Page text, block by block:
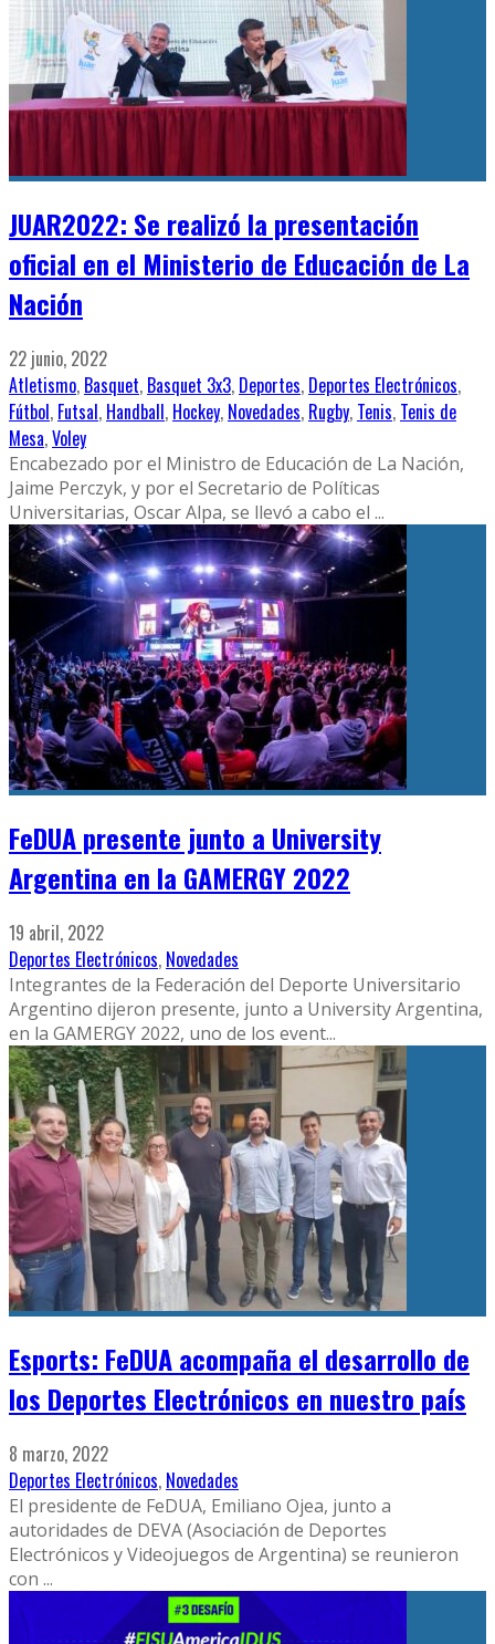
JUAR2022: Se realizó la presentación
oficial en el Ministerio de Educación de La
Nación
22 junio, 2022
Atletismo, Basquet, Basquet 3x3, Deportes, Deportes Electrónicos,
Fútbol, Futsal, Handball, Hockey, Novedades, Rugby, Tenis, Tenis de
Mesa,Voley
Encabezado por el Ministro de Educación de La Nación,
Jaime Perczyk, y por el Secretario de Políticas
Universitarias, Oscar Alpa, se llevó a cabo el ...
FeDUA presente junto a University
Argentina en la GAMERGY 2022
19 abril, 2022
Deportes Electrónicos, Novedades
Integrantes de la Federación del Deporte Universitario
Argentino dijeron presente, junto a University Argentina,
en la GAMERGY 2022, uno de los event...
Esports: FeDUA acompaña el desarrollo de
los Deportes Electrónicos en nuestro país
8 marzo, 2022
Deportes Electrónicos, Novedades
El presidente de FeDUA, Emiliano Ojea, junto a
autoridades de DEVA (Asociación de Deportes
Electrónicos y Videojuegos de Argentina) se reunieron
con ...